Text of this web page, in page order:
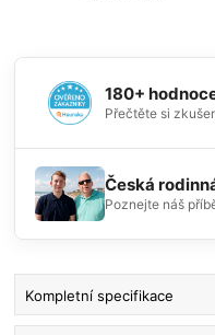
180+
Přečtěte si
Česká
Poznejte náš
Kompletní specifikace